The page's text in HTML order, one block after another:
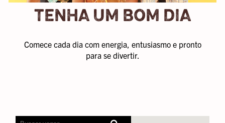
TENHA UM BOM DIA
Comece cada dia com energia, entusiasmo e pronto
para se divertir.